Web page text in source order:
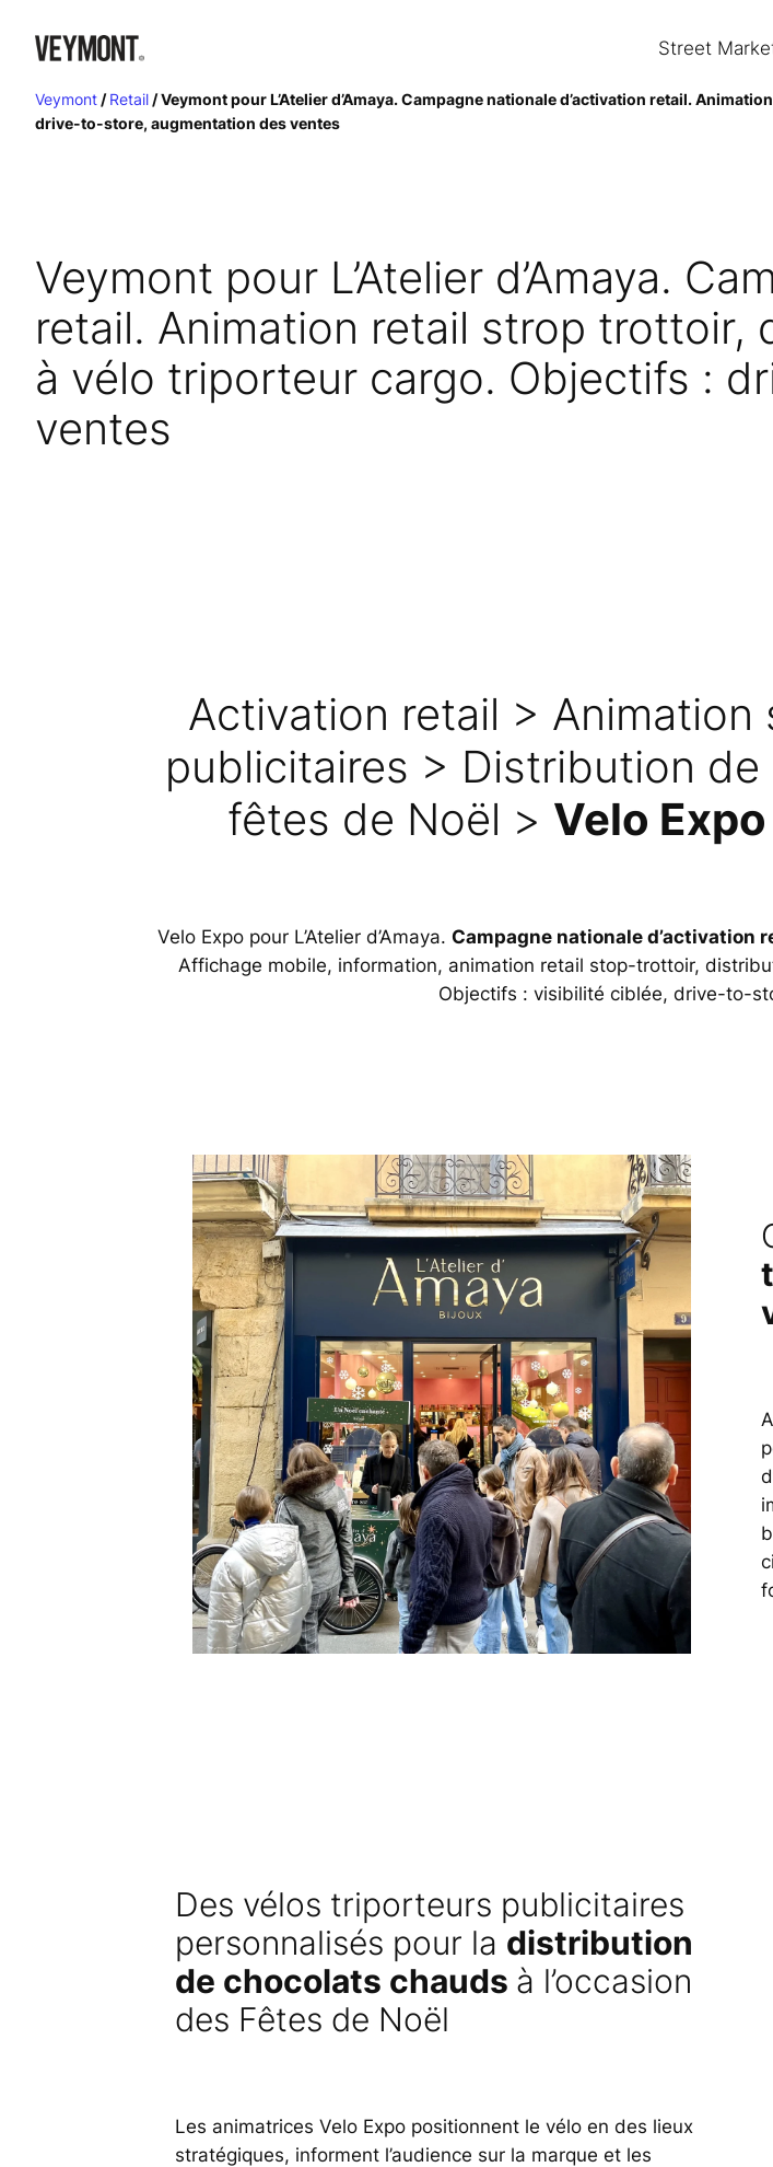
Street
Veymont /Retail /Veymont pour L’Atelier d’Amaya. Campagne nationale d’activation retail.
drive-to-store, augmentation des ventes
Veymont pour L’Atelier d’Amaya.
retail. Animation retail strop
à vélo triporteur cargo. Objectifs :
ventes
Activation retail >
publicitaires > Distribution
fêtes de Noël > Velo Expo
Velo Expo pour L’Atelier d’Amaya. Campagne nationale d’activation
Affichage mobile, information, animation retail stop-trottoir,
Objectifs : visibilité ciblée, drive-to-
Des vélos triporteurs publicitaires
personnalisés pour la distribution
de chocolats chauds à l’occasion
des Fêtes de Noël
Les animatrices Velo Expo positionnent le vélo en des lieux
stratégiques, informent l’audience sur la marque et les